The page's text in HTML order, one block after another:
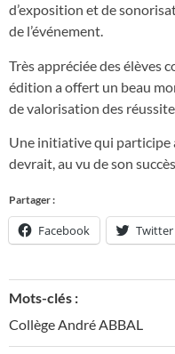
d’exposition et de
de l’événement.
Très appréciée des élèves
édition a offert un beau
de valorisation des
Une initiative qui participe
devrait, au vu de son
Partager :
Facebook Twitter
Mots-clés :
Collège André ABBAL